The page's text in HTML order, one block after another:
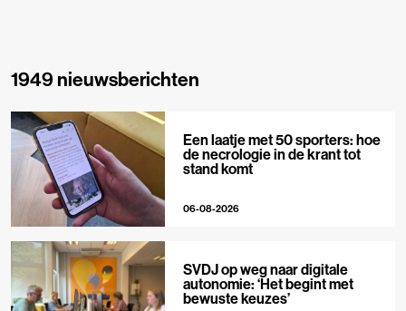
1949 nieuwsberichten
Een laatje met 50 sporters: hoe
de necrologie in de krant tot
stand komt
06-08-2026
SVDJ op weg naar digitale
autonomie: ‘Het begint met
bewuste keuzes’